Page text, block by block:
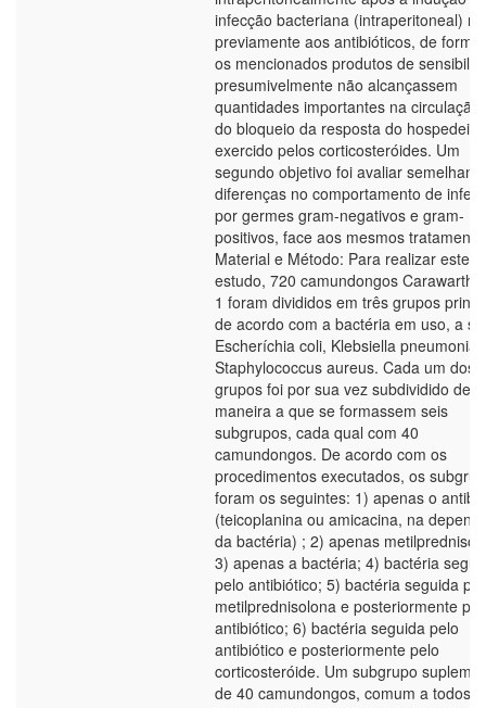
infecção bacteriana (intraperitoneal)
previamente aos antibióticos, de forma
os mencionados produtos de
presumivelmente não alcançassem
quantidades importantes na circulação
do bloqueio da resposta do
exercido pelos corticosteróides. Um
segundo objetivo foi avaliar
diferenças no comportamento de
por germes gram-negativos e gram-
positivos, face aos mesmos
Material e Método: Para realizar este
estudo, 720 camundongos Carawarth
1 foram divididos em três grupos
de acordo com a bactéria em uso, a
Escheríchia coli, Klebsiella
Staphylococcus aureus. Cada um dos
grupos foi por sua vez subdividido de
maneira a que se formassem seis
subgrupos, cada qual com 40
camundongos. De acordo com os
procedimentos executados, os
foram os seguintes: 1) apenas o
(teicoplanina ou amicacina, na
da bactéria) ; 2) apenas
3) apenas a bactéria; 4) bactéria
pelo antibiótico; 5) bactéria seguida
metilprednisolona e posteriormente
antibiótico; 6) bactéria seguida pelo
antibiótico e posteriormente pelo
corticosteróide. Um subgrupo
de 40 camundongos, comum a todos